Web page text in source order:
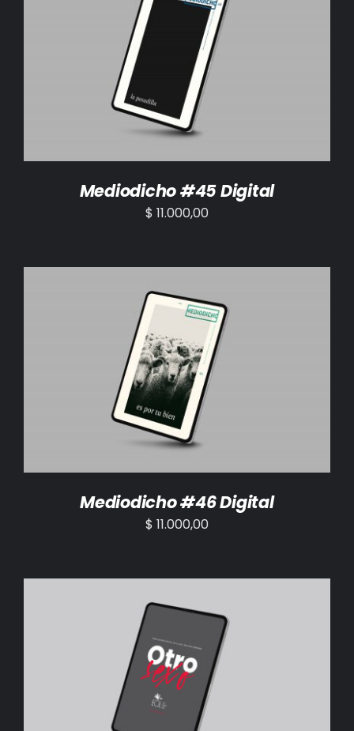
AÑADIR AL CARRITO /
Mediodicho #45 Digital
$ 11.000,00
AÑADIR AL CARRITO /
Mediodicho #46 Digital
$ 11.000,00
AÑADIR AL CARRITO /